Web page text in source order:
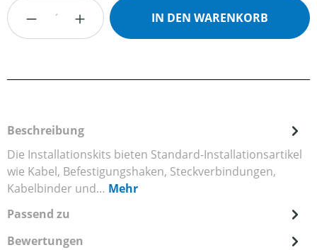
Produkt Anzahl: Gib den gewünschten
IN DEN WARENKORB
Beschreibung
Die Installationskits bieten Standard-Installationsartikel
wie Kabel, Befestigungshaken, Steckverbindungen,
Kabelbinder und… Mehr
Passend zu
Bewertungen